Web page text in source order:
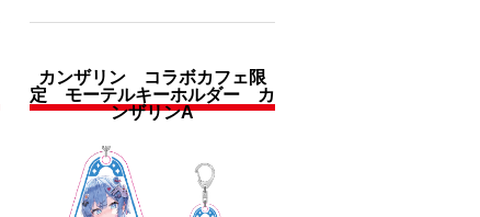
カンザリン コラボカフェ限
定 モーテルキーホルダー カ
ンザリンA